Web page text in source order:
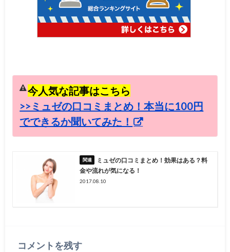
今人気な記事はこちら
>>ミュゼの口コミまとめ！本当に100円
でできるか聞いてみた！
ミュゼの口コミまとめ！効果はある？料
金や流れが気になる！
2017.08.10
コメントを残す